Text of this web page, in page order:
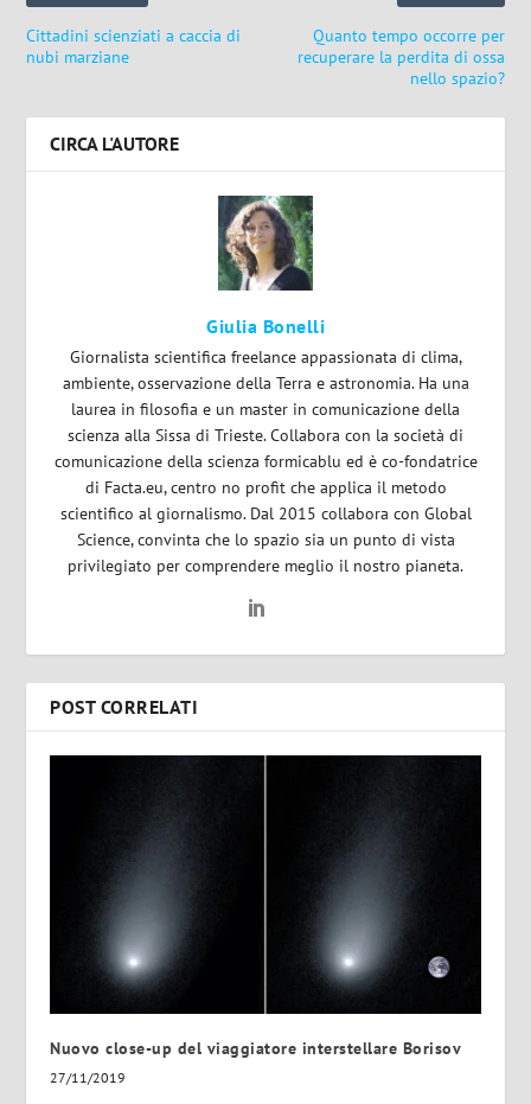
Cittadini scienziati a caccia di
nubi marziane
Quanto tempo occorre per
recuperare la perdita di ossa
nello spazio?
CIRCA L'AUTORE
Giulia Bonelli
Giornalista scientifica freelance appassionata di clima,
ambiente, osservazione della Terra e astronomia. Ha una
laurea in filosofia e un master in comunicazione della
scienza alla Sissa di Trieste. Collabora con la società di
comunicazione della scienza formicablu ed è co-fondatrice
di Facta.eu, centro no profit che applica il metodo
scientifico al giornalismo. Dal 2015 collabora con Global
Science, convinta che lo spazio sia un punto di vista
privilegiato per comprendere meglio il nostro pianeta.
POST CORRELATI
Nuovo close-up del viaggiatore interstellare Borisov
27/11/2019